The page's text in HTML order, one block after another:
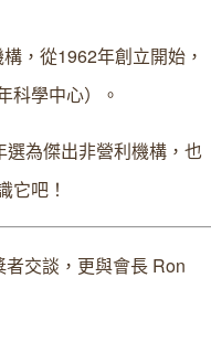
，從1962年創立開始，
科學中心）。
為傑出非營利機構，也
它吧！
交談，更與會長 Ron